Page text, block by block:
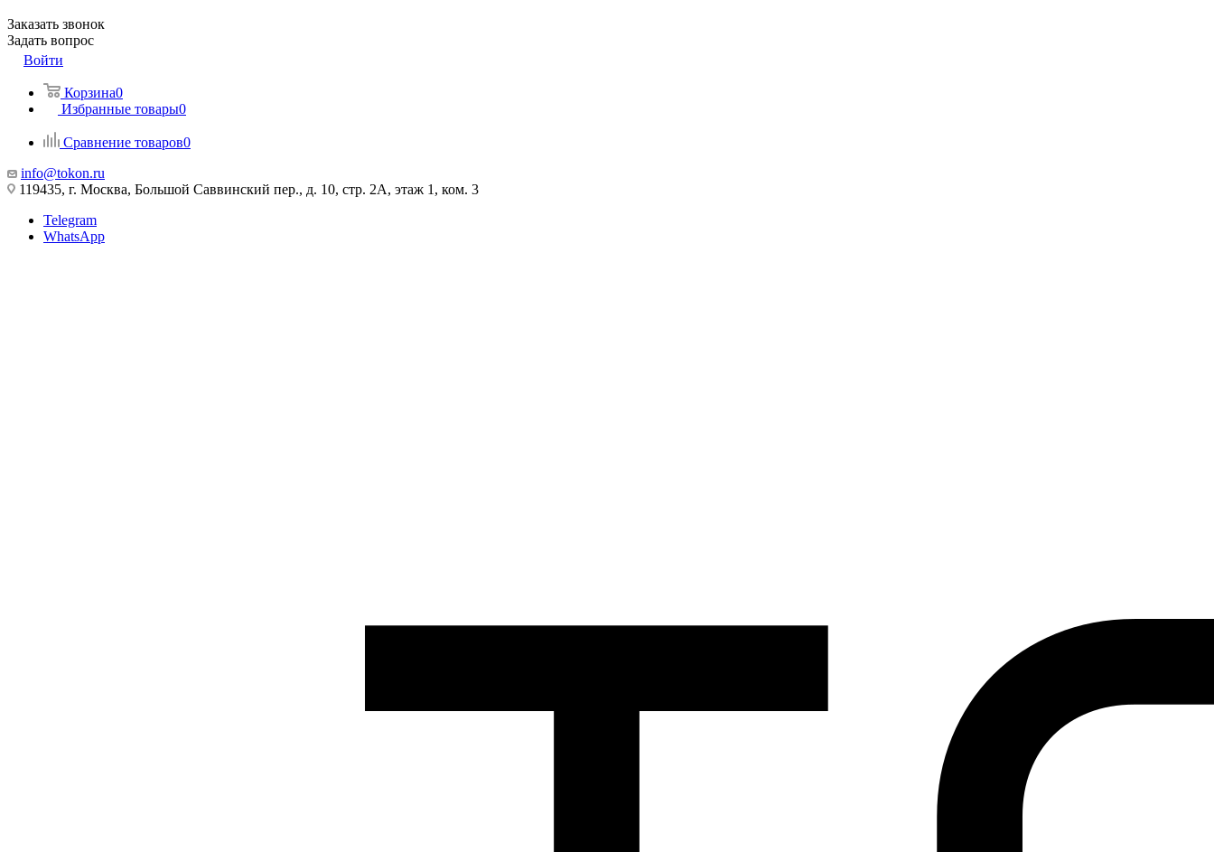
Заказать звонок
Задать вопрос
Войти
Корзина0
Избранные товары0
Сравнение товаров0
info@tokon.ru
119435, г. Москва, Большой Саввинский пер., д. 10, стр. 2А, этаж 1, ком. 3
Telegram
WhatsApp